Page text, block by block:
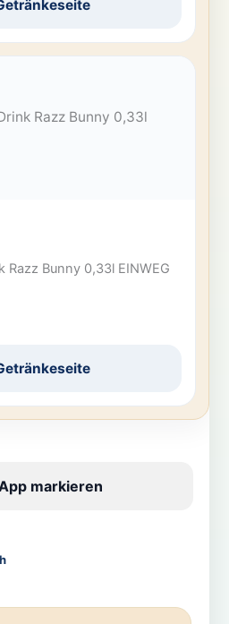
Razz Bunny 0,33l EINWEG
markieren